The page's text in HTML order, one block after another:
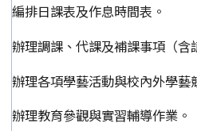
編排日課表及作息時間表。
辦理調課、代課及補課事項（含
辦理各項學藝活動與校內外學藝
辦理教育參觀與實習輔導作業。